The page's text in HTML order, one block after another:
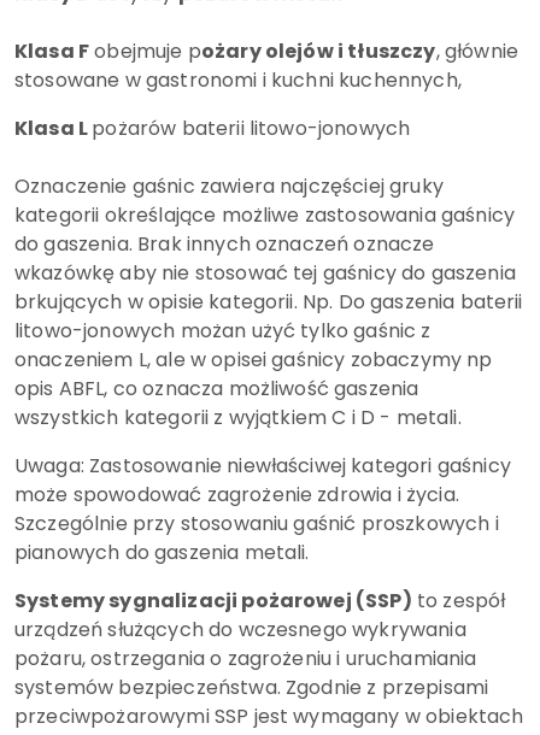
Klasa Fobejmuje pożary olejów i tłuszczy, głównie
stosowane w gastronomi i kuchni kuchennych,
Klasa Lpożarów baterii litowo-jonowych
Oznaczenie gaśnic zawiera najczęściej gruky
kategorii określające możliwe zastosowania gaśnicy
do gaszenia. Brak innych oznaczeń oznacze
wkazówkę aby nie stosować tej gaśnicy do gaszenia
brkujących w opisie kategorii. Np. Do gaszenia baterii
litowo-jonowych możan użyć tylko gaśnic z
onaczeniem L, ale w opisei gaśnicy zobaczymy np
opis ABFL, co oznacza możliwość gaszenia
wszystkich kategorii z wyjątkiem C i D - metali.
Uwaga: Zastosowanie niewłaściwej kategori gaśnicy
może spowodować zagrożenie zdrowia i życia.
Szczególnie przy stosowaniu gaśnić proszkowych i
pianowych do gaszenia metali.
Systemy sygnalizacji pożarowej (SSP) to zespół
urządzeń służących do wczesnego wykrywania
pożaru, ostrzegania o zagrożeniu i uruchamiania
systemów bezpieczeństwa. Zgodnie z przepisami
przeciwpożarowymi SSP jest wymagany w obiektach